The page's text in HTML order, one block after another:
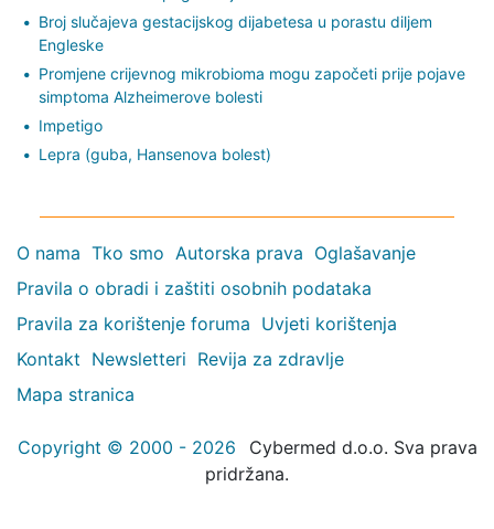
Broj slučajeva gestacijskog dijabetesa u porastu diljem
Engleske
Promjene crijevnog mikrobioma mogu započeti prije pojave
simptoma Alzheimerove bolesti
Impetigo
Lepra (guba, Hansenova bolest)
O nama Tko smo Autorska prava Oglašavanje
Pravila o obradi i zaštiti osobnih podataka
Pravila za korištenje foruma Uvjeti korištenja
Kontakt Newsletteri Revija za zdravlje
Mapa stranica
Copyright © 2000 - 2026
Cybermed d.o.o. Sva prava
pridržana.